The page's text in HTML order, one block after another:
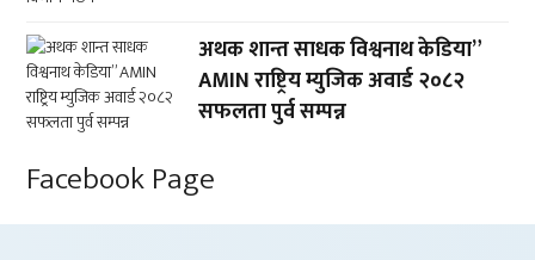
अथक शान्त साधक विश्वनाथ केडिया”
AMIN राष्ट्रिय म्युजिक अवार्ड २०८२
सफलता पुर्व सम्पन्न
Facebook Page